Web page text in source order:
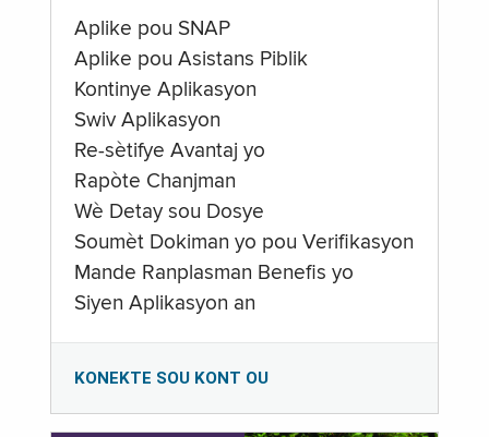
Aplike pou SNAP
Aplike pou Asistans Piblik
Kontinye Aplikasyon
Swiv Aplikasyon
Re-sètifye Avantaj yo
Rapòte Chanjman
Wè Detay sou Dosye
Soumèt Dokiman yo pou Verifikasyon
Mande Ranplasman Benefis yo
Siyen Aplikasyon an
KONEKTE SOU KONT OU